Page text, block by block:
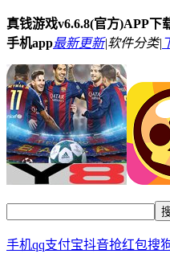
真钱游戏v6.6.8(官方)APP
手机app最新更新|软件分类|
手机qq支付宝抖音抢红包搜